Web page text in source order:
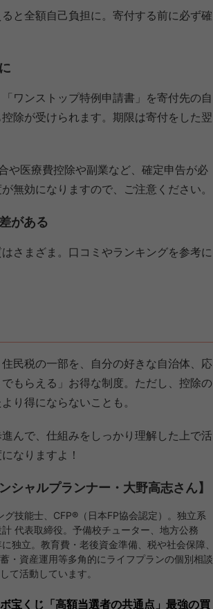
と全額自己負担に。寄付する前に必ず確
ワンストップ特例申請書」を寄付先の自
除が受けられます。期限は寄付をした翌
や医療費控除や副業など、確定申告が必
無効になりますので、ご注意ください。
がある
さまざま。口コミやランキングを参考に
民税の一部を、自分の好きな自治体、応
もらえる」お得な制度。ただし、控除の
り得にならないことも。
んで、仕組みをしっかり理解した上で活
なりますよ！
シャルプランナー・大野高志さん】
技能士、CFP®（日本FP協会認定）。独立系
代表取締役。予備校チューター、地方公務
独立。教育費・老後資金準備、税や社会保障、
・資産運用等多角的にライフプランの個別相談
て活動しています。
宝くじ「高額当選者の共通点」最強の買